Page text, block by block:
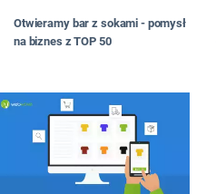
Otwieramy bar z sokami - pomysł
na biznes z TOP 50